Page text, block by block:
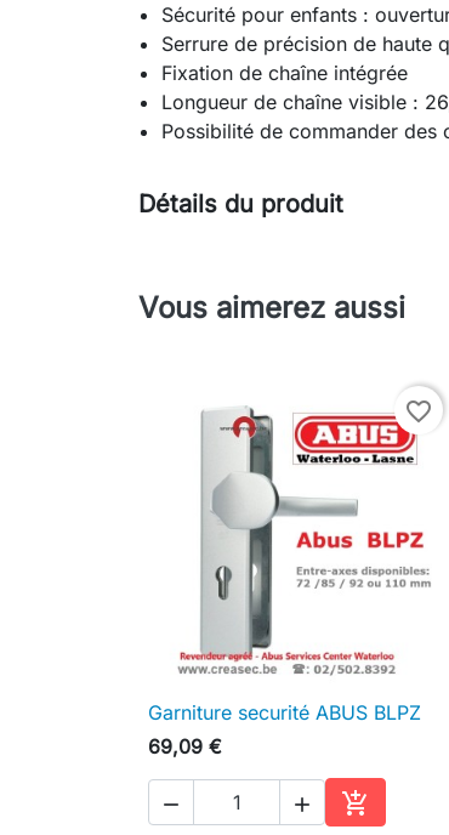
Sécurité pour enfants :
Serrure de précision de haute
Fixation de chaîne intégrée
Longueur de chaîne visible :
Possibilité de commander
Détails du produit
Vous aimerez aussi
favorite_border
 Aperçu rapide
Garniture securité ABUS BLPZ
69,09 €
  